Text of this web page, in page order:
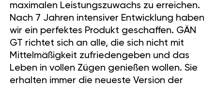
maximalen Leistungszuwachs zu erreichen.
Nach 7 Jahren intensiver Entwicklung haben
wir ein perfektes Produkt geschaffen. GÄN
GT richtet sich an alle, die sich nicht mit
Mittelmäßigkeit zufriedengeben und das
Leben in vollen Zügen genießen wollen. Sie
erhalten immer die neueste Version der